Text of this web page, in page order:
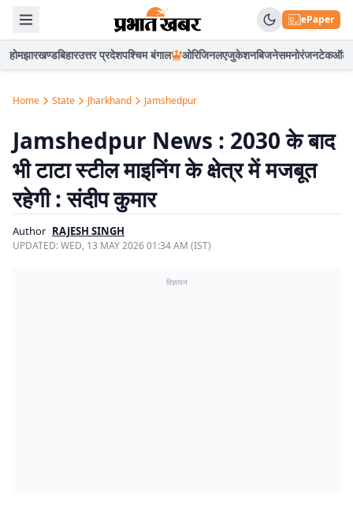
ePaper
होमझारखण्डबिहारउत्तर प्रदेशपश्चिम बंगाल ओरिजिनलएजुकेशनबिजनेसमनोरंजनटेकऑटो
Home State Jharkhand Jamshedpur
Jamshedpur News : 2030 के बाद
भी टाटा स्टील माइनिंग के क्षेत्र में मजबूत
रहेगी : संदीप कुमार
Author RAJESH SINGH
UPDATED:WED, 13 MAY 2026 01:34 AM (IST)
विज्ञापन